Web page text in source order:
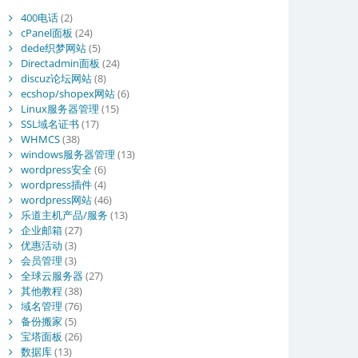
400电话(2)
cPanel面板 (24)
dede织梦网站(5)
Directadmin面板 (24)
discuz论坛网站(8)
ecshop/shopex网站(6)
Linux服务器管理 (15)
SSL域名证书 (17)
WHMCS(38)
windows服务器管理 (13)
wordpress安全(6)
wordpress插件(4)
wordpress网站(46)
乐道主机产品/服务(13)
企业邮箱(27)
优惠活动 (3)
会员管理 (3)
全球云服务器 (27)
其他教程 (38)
域名管理 (76)
备份搬家 (5)
宝塔面板 (26)
数据库(13)